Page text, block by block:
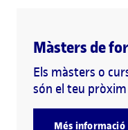
Màsters de
Els màsters o
són el teu
Més informació